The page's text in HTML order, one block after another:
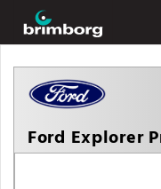
Ford Explorer